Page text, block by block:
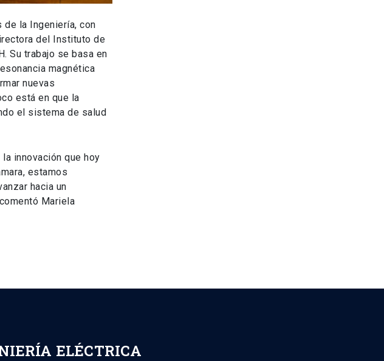
de la Ingeniería, con
del Instituto de
Su trabajo se basa en
magnética
nuevas
está en que la
el sistema de salud
innovación que hoy
estamos
hacia un
Mariela
ELÉCTRICA